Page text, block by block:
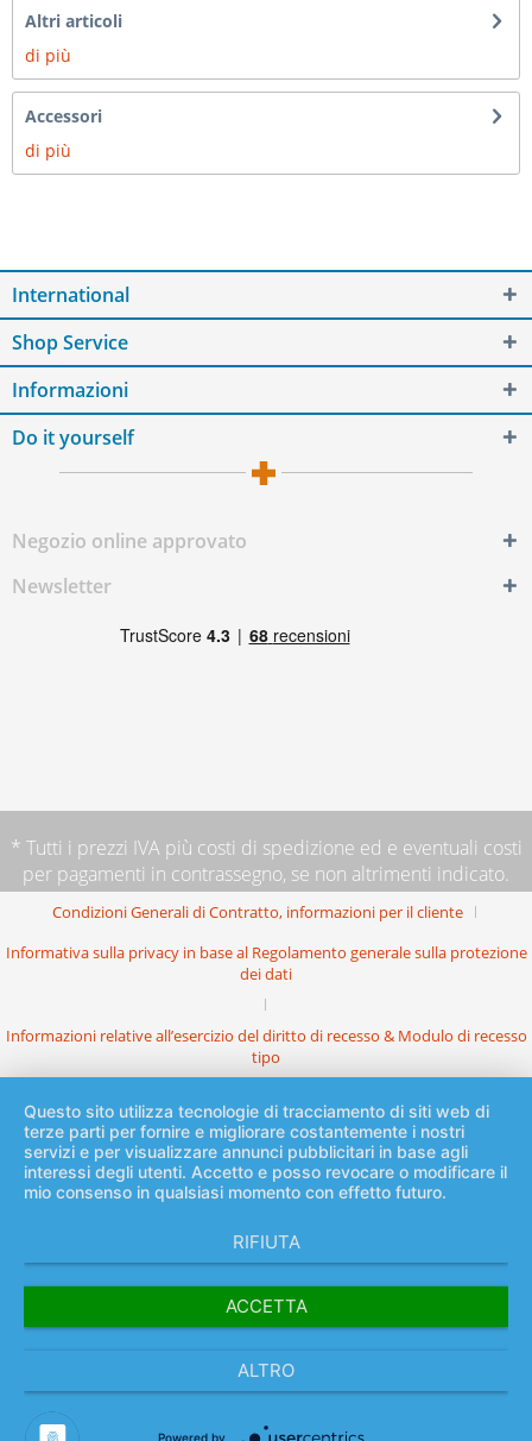
Altri articoli
di più
Accessori
di più
International
Shop Service
Informazioni
Do it yourself
Negozio online approvato
Newsletter
* Tutti i prezzi IVA più costi di spedizione ed e eventuali costi
per pagamenti in contrassegno, se non altrimenti indicato.
Condizioni Generali di Contratto, informazioni per il cliente
Informativa sulla privacy in base al Regolamento generale sulla protezione
dei dati
Informazioni relative all’esercizio del diritto di recesso & Modulo di recesso
tipo
Questo sito utilizza tecnologie di tracciamento di siti web di
terze parti per fornire e migliorare costantemente i nostri
servizi e per visualizzare annunci pubblicitari in base agli
interessi degli utenti. Accetto e posso revocare o modificare il
mio consenso in qualsiasi momento con effetto futuro.
RIFIUTA
ACCETTA
ALTRO
Powered by